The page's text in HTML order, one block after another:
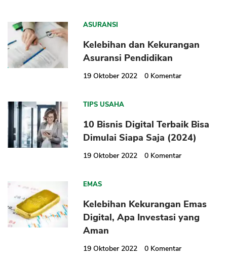
ASURANSI
Kelebihan dan Kekurangan
Asuransi Pendidikan
19 Oktober 2022 0 Komentar
TIPS USAHA
10 Bisnis Digital Terbaik Bisa
Dimulai Siapa Saja (2024)
19 Oktober 2022 0 Komentar
EMAS
Kelebihan Kekurangan Emas
Digital, Apa Investasi yang
Aman
19 Oktober 2022 0 Komentar